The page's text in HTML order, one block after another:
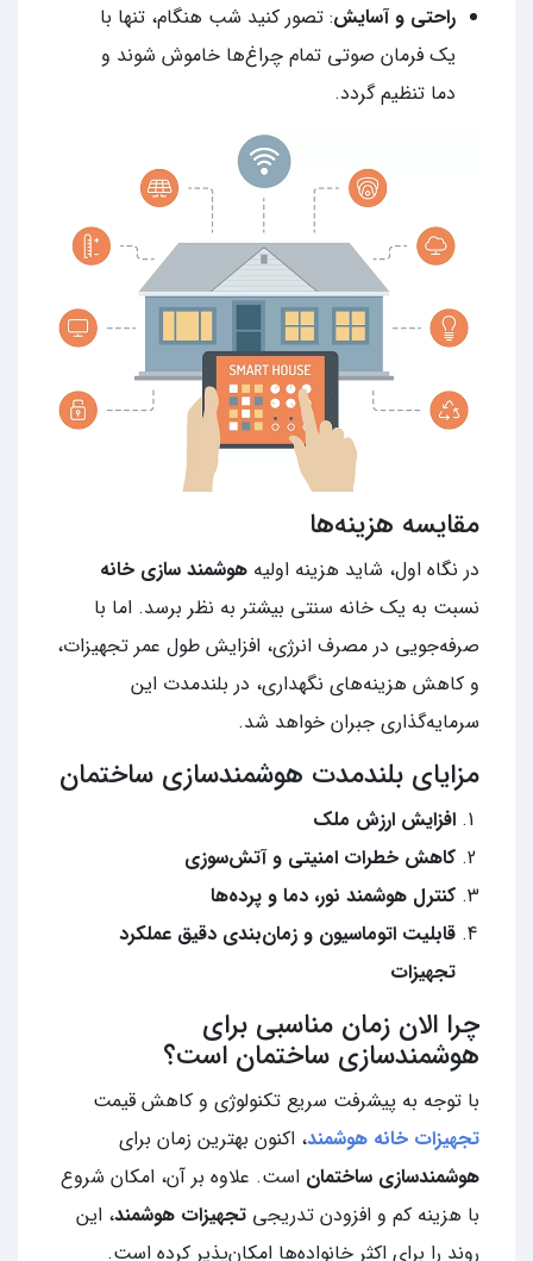
راحتی و آسایش: تصور کنید شب هنگام، تنها با
یک فرمان صوتی تمام چراغ‌ها خاموش شوند و
دما تنظیم گردد.
مقایسه هزینه‌ها
در نگاه اول، شاید هزینه اولیه هوشمند سازی خانه
نسبت به یک خانه سنتی بیشتر به نظر برسد. اما با
صرفه‌جویی در مصرف انرژی، افزایش طول عمر تجهیزات،
و کاهش هزینه‌های نگهداری، در بلندمدت این
سرمایه‌گذاری جبران خواهد شد.
مزایای بلندمدت هوشمندسازی ساختمان
افزایش ارزش ملک
کاهش خطرات امنیتی و آتش‌سوزی
کنترل هوشمند نور، دما و پرده‌ها
قابلیت اتوماسیون و زمان‌بندی دقیق عملکرد
تجهیزات
چرا الان زمان مناسبی برای
هوشمندسازی ساختمان است؟
با توجه به پیشرفت سریع تکنولوژی و کاهش قیمت
تجهیزات خانه هوشمند، اکنون بهترین زمان برای
هوشمندسازی ساختمان است. علاوه‌ بر آن، امکان شروع
با هزینه کم و افزودن تدریجی تجهیزات هوشمند، این
روند را برای اکثر خانواده‌ها امکان‌پذیر کرده است.